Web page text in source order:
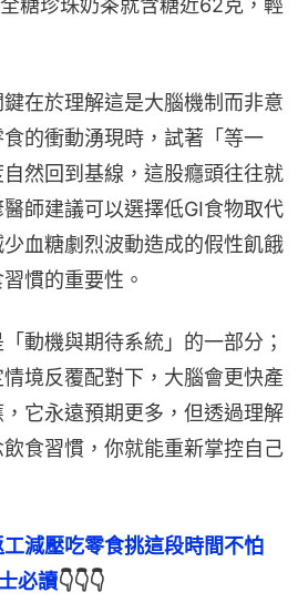
糖珍珠奶茶就含糖近62克，輕
在於理解這是大腦機制而非意
的衝動湧現時，試著「等一
然回到基線，這股癮頭往往就
師建議可以選擇低GI食物取代
血糖劇烈波動造成的假性飢餓
慣的重要性。
動機與期待系統」的一部分；
境反覆配對下，大腦會更快產
它永遠預期更多，但透過理解
食習慣，你就能重新掌控自己
減壓吃零食挑這段時間不怕
必讀👇👇👇